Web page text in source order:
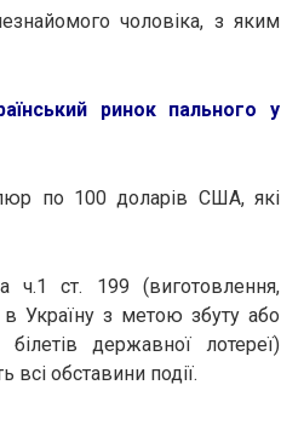
чоловіка, з яким
ринок пального у
по 100 доларів США, які
ч.1 ст. 199 (виготовлення,
в Україну з метою збуту або
державної лотереї)
обставини події.